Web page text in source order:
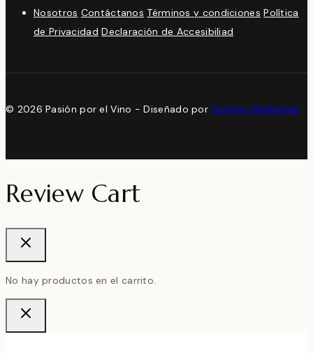
Nosotros Contáctanos Términos y condiciones Política
de Privacidad Declaración de Accesibiliad
© 2026 Pasión por el Vino - Diseñado porSerinfor Marketing
Review Cart
No hay productos en el carrito.